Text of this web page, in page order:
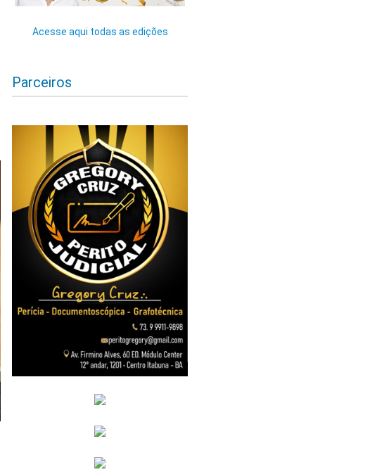
Acesse aqui todas as edições
Parceiros